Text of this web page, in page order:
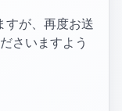
すが、再度お送
さいますよう